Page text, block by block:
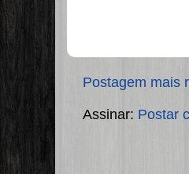
Postagem mais
Assinar: Postar